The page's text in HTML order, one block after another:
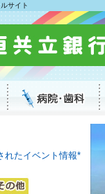
サイト
れたイベント情報*